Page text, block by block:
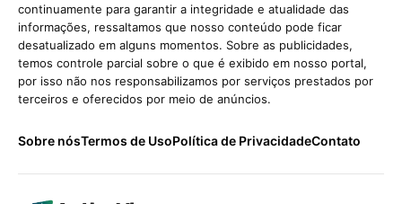
continuamente para garantir a integridade e atualidade das
informações, ressaltamos que nosso conteúdo pode ficar
desatualizado em alguns momentos. Sobre as publicidades,
temos controle parcial sobre o que é exibido em nosso portal,
por isso não nos responsabilizamos por serviços prestados por
terceiros e oferecidos por meio de anúncios.
Sobre nósTermos de UsoPolítica de PrivacidadeContato